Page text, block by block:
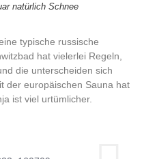
natürlich Schnee
typische russische
hat vielerlei Regeln,
die unterscheiden sich
der europäischen Sauna hat
ist viel urtümlicher.